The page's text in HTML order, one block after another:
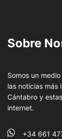
Sobre
Somos un
las noticias más
Cántabro y
internet.
+34 661